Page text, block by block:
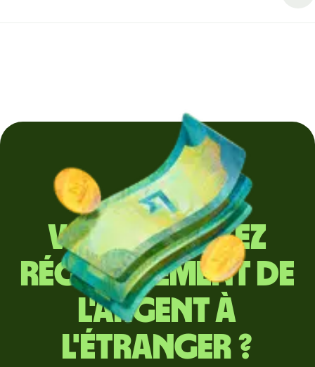
Vous envoyez
régulièrement de
l'argent à
l'étranger ?